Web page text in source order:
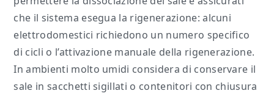
che il sistema esegua la rigenerazione: alcuni
elettrodomestici richiedono un numero specifico
di cicli o l’attivazione manuale della rigenerazione.
In ambienti molto umidi considera di conservare il
sale in sacchetti sigillati o contenitori con chiusura